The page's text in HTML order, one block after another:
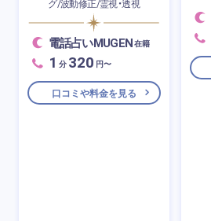
グ/波動修正/霊視・透視
電話占いMUGEN在籍
1 分 320 円〜
口コミや料金を見る